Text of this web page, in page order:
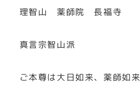
理智山 薬師院 長福寺
真言宗智山派
ご本尊は大日如来、薬師如来